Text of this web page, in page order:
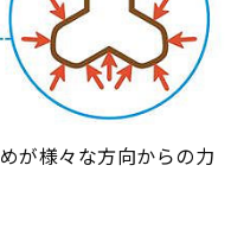
が様々な方向からの力